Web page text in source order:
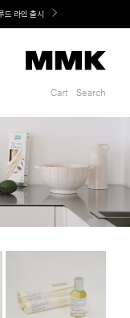
드 라인 출시
해보세요.
Cart Search